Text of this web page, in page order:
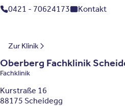
0421 - 70624173
Kontakt
Zur Klinik
Bayern
Oberberg Fachklinik
Fachklinik
Kurstraße 16
88175 Scheidegg